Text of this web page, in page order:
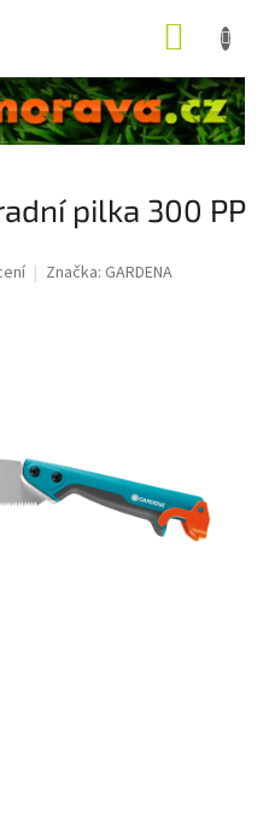
pilka 300 PP
Značka: GARDENA